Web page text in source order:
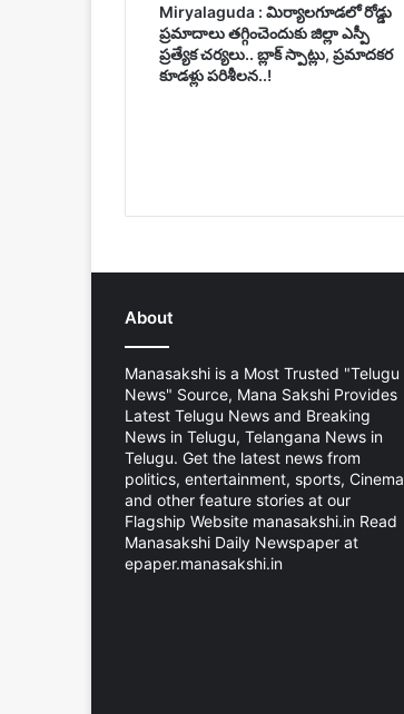
Miryalaguda : మిర్యాలగూడలో రోడ్డు
ప్రమాదాలు తగ్గించెందుకు జిల్లా ఎస్పీ
ప్రత్యేక చర్యలు.. బ్లాక్ స్పాట్లు, ప్రమాదకర
కూడళ్లు పరిశీలన..!
About
Manasakshi is a Most Trusted "Telugu
News" Source, Mana Sakshi Provides
Latest Telugu News and Breaking
News in Telugu, Telangana News in
Telugu. Get the latest news from
politics, entertainment, sports, Cinema
and other feature stories at our
Flagship Website manasakshi.in Read
Manasakshi Daily Newspaper at
epaper.manasakshi.in